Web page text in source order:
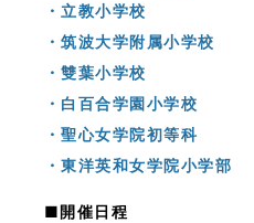
・立教小学校
・筑波大学附属小学校
・雙葉小学校
・白百合学園小学校
・聖心女学院初等科
・東洋英和女学院小学部
■開催日程